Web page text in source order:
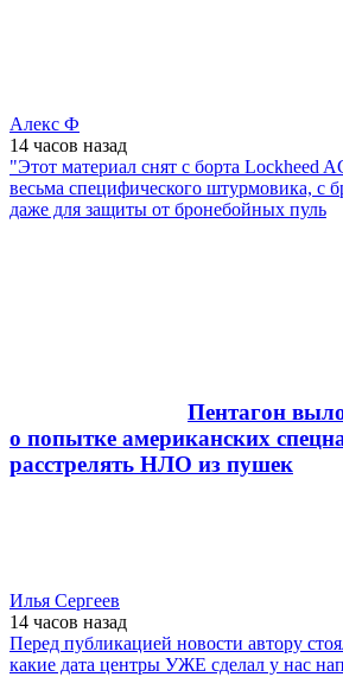
Алекс Ф
14 часов назад
"Этот материал снят с борта Lockheed
весьма специфического штурмовика, с
даже для защиты от бронебойных пуль
Пентагон
о попытке американских
расстрелять НЛО из пушек
Илья Сергеев
14 часов назад
Перед публикацией новости автору
какие дата центры УЖЕ сделал у нас